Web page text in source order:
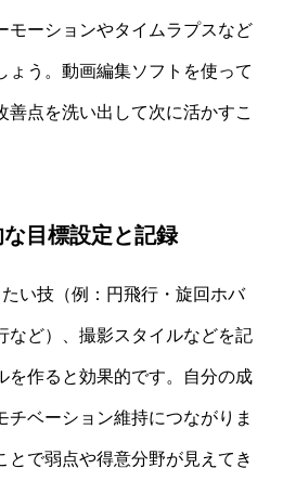
モーションやタイムラプスなど
ょう。動画編集ソフトを使って
善点を洗い出して次に活かすこ
目標設定と記録
い技（例：円飛行・旋回ホバ
など）、撮影スタイルなどを記
を作ると効果的です。自分の成
チベーション維持につながりま
とで弱点や得意分野が見えてき